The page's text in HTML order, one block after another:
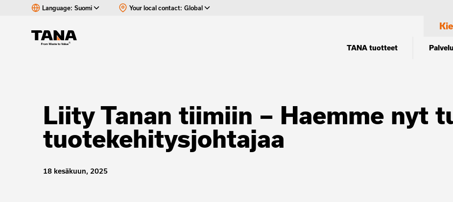
Language: Suomi Your local contact: Global
TANA tuotteet
Liity Tanan tiimiin – Haemme nyt
tuotekehitysjohtajaa
18 kesäkuun, 2025